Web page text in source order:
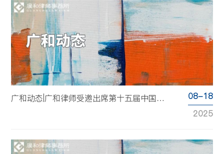
广和动态|广和律师受邀出席第十五届中国国际影视动漫版权保护和贸易博览会“潮力觉醒”IP能量聚变营
08-18
2025